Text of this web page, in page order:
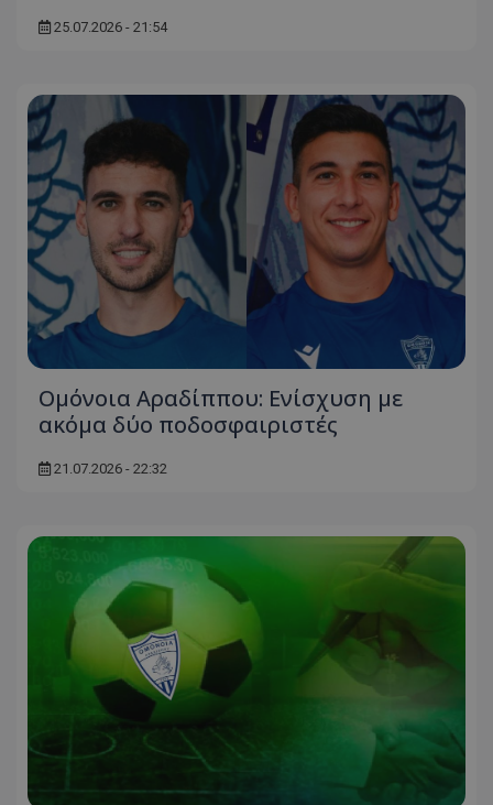
25.07.2026 - 21:54
Ομόνοια Αραδίππου: Ενίσχυση με
ακόμα δύο ποδοσφαιριστές
21.07.2026 - 22:32